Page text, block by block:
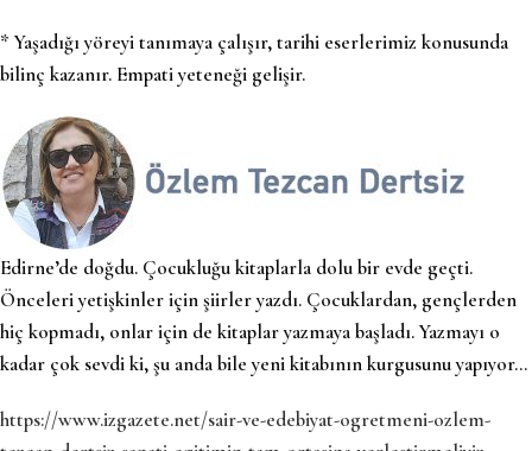
* Yaşadığı yöreyi tanımaya çalışır, tarihi eserlerimiz konusunda
bilinç kazanır. Empati yeteneği gelişir.
Edirne’de doğdu. Çocukluğu kitaplarla dolu bir evde geçti.
Önceleri yetişkinler için şiirler yazdı. Çocuklardan, gençlerden
hiç kopmadı, onlar için de kitaplar yazmaya başladı. Yazmayı o
kadar çok sevdi ki, şu anda bile yeni kitabının kurgusunu yapıyor…
https://www.izgazete.net/sair-ve-edebiyat-ogretmeni-ozlem-